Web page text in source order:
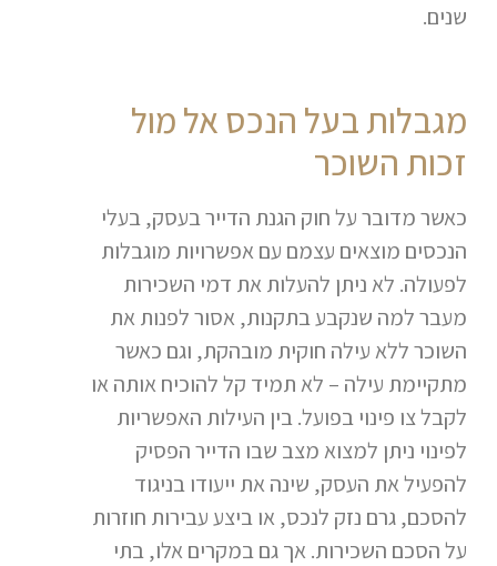
שנים.
מגבלות בעל הנכס אל מול
זכות השוכר
כאשר מדובר על חוק הגנת הדייר בעסק, בעלי
הנכסים מוצאים עצמם עם אפשרויות מוגבלות
לפעולה. לא ניתן להעלות את דמי השכירות
מעבר למה שנקבע בתקנות, אסור לפנות את
השוכר ללא עילה חוקית מובהקת, וגם כאשר
מתקיימת עילה – לא תמיד קל להוכיח אותה או
לקבל צו פינוי בפועל. בין העילות האפשריות
לפינוי ניתן למצוא מצב שבו הדייר הפסיק
להפעיל את העסק, שינה את ייעודו בניגוד
להסכם, גרם נזק לנכס, או ביצע עבירות חוזרות
על הסכם השכירות. אך גם במקרים אלו, בתי